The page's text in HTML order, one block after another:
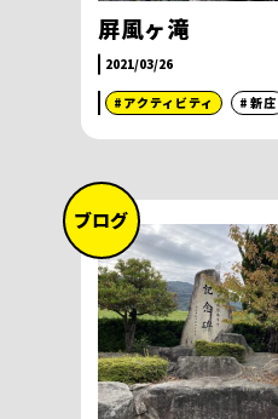
屏風ヶ滝
2021/03/26
#アクティビティ #新庄
ブログ